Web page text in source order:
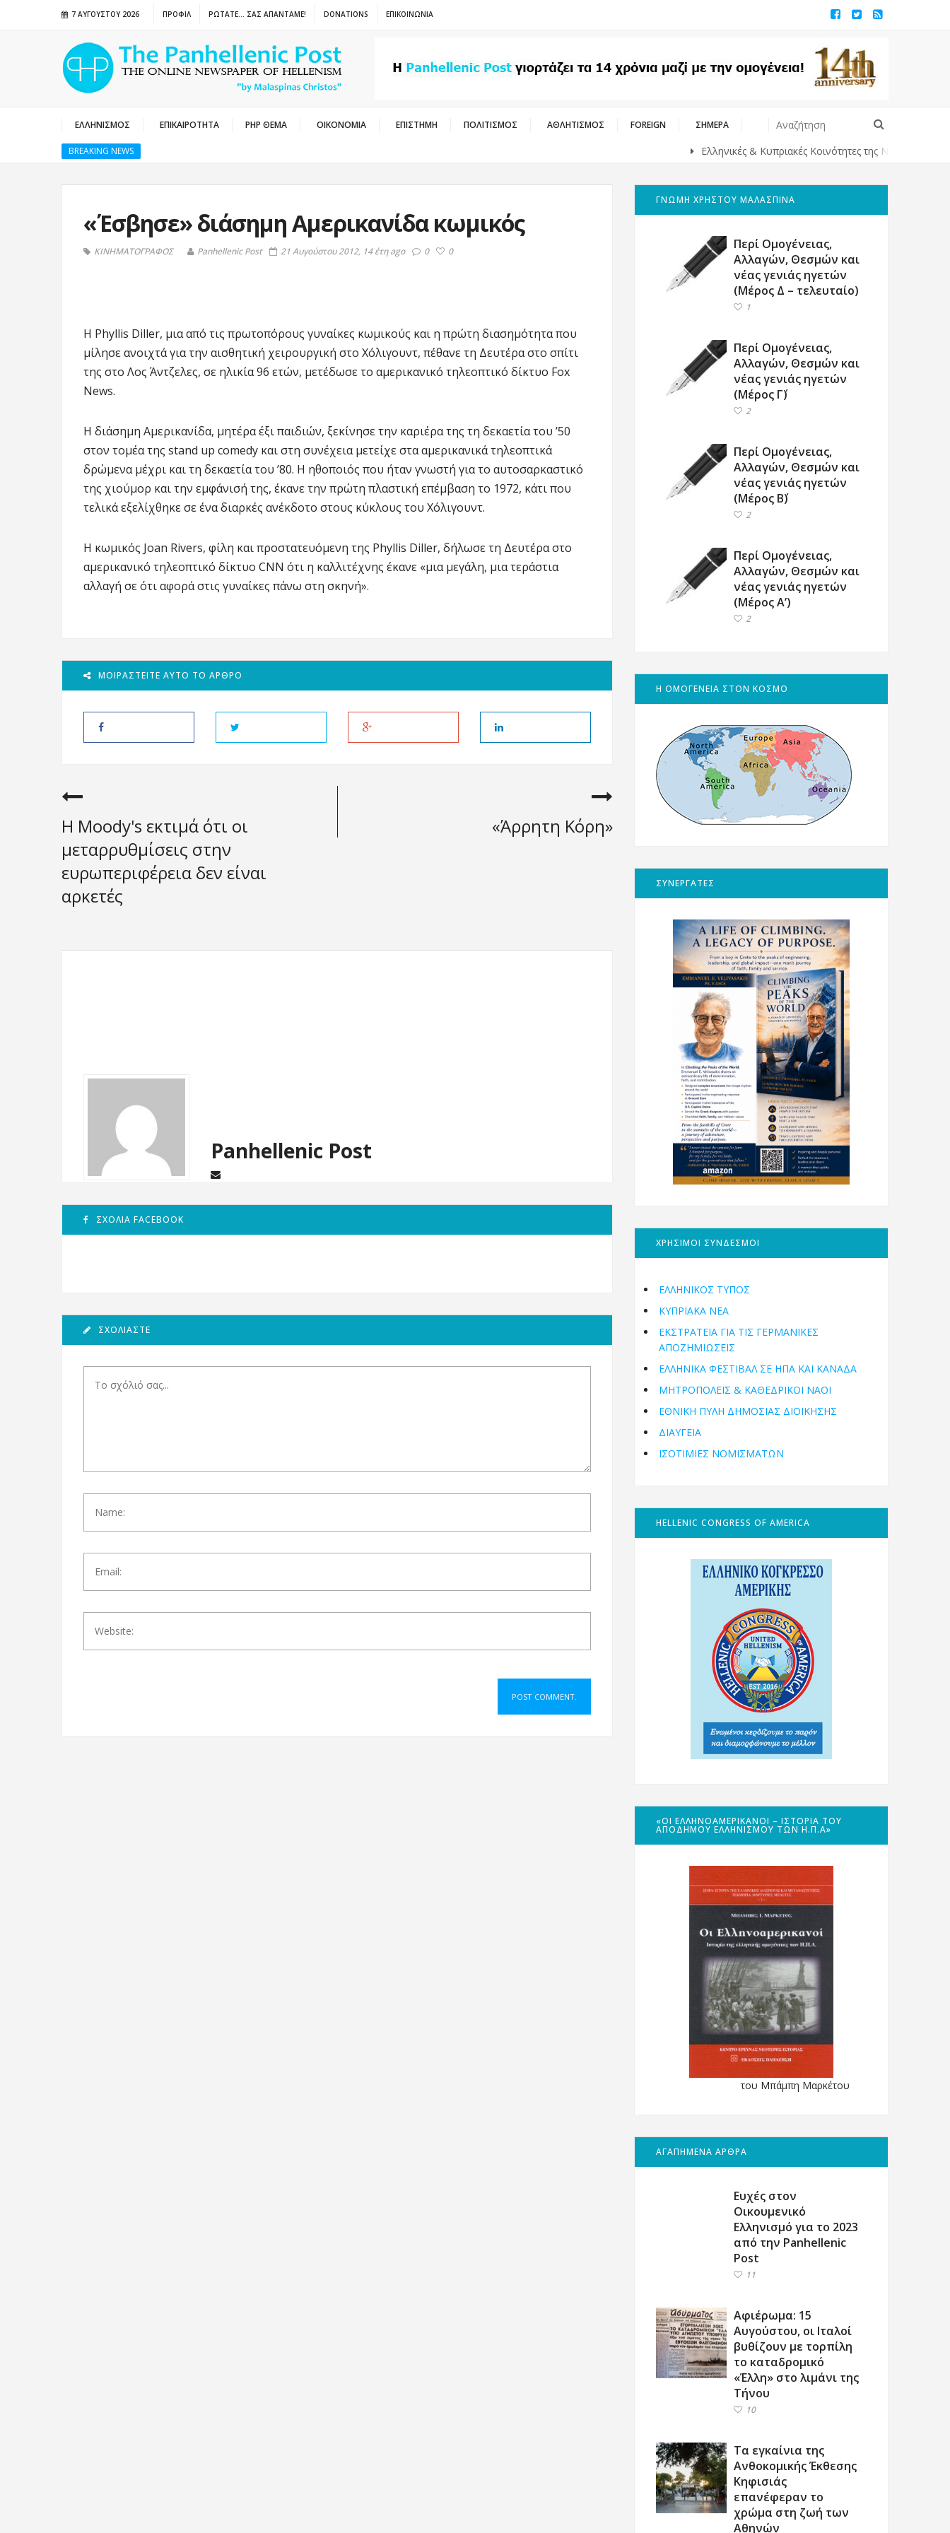
7 ΑΥΓΟΎΣΤΟΥ 2026 ΠΡΟΦΙΛ ΡΩΤΑΤΕ… ΣΑΣ ΑΠΑΝΤΑΜΕ! DONATIONS ΕΠΙΚΟΙΝΩΝΙΑ
ΕΛΛΗΝΙΣΜΟΣ ΕΠΙΚΑΙΡΟΤΗΤΑ PHP ΘΕΜΑ ΟΙΚΟΝΟΜΙΑ ΕΠΙΣΤΗΜΗ ΠΟΛΙΤΙΣΜΟΣ ΑΘΛΗΤΙΣΜΟΣ FOREIGN ΣΗΜΕΡΑ
BREAKING NEWS Ελληνικές & Κυπριακές Κοινότητες της Νέας Νότιας Ουαλίας
«Έσβησε» διάσημη Αμερικανίδα κωμικός
ΚΙΝΗΜΑΤΟΓΡΑΦΟΣ Panhellenic Post 21 Αυγούστου 2012, 14 έτη ago 0 0
Η Phyllis Diller, μια από τις πρωτοπόρους γυναίκες κωμικούς και η πρώτη διασημότητα που
μίλησε ανοιχτά για την αισθητική χειρουργική στο Χόλιγουντ, πέθανε τη Δευτέρα στο σπίτι
της στο Λος Άντζελες, σε ηλικία 96 ετών, μετέδωσε το αμερικανικό τηλεοπτικό δίκτυο Fox
News.
Η διάσημη Αμερικανίδα, μητέρα έξι παιδιών, ξεκίνησε την καριέρα της τη δεκαετία του ’50
στον τομέα της stand up comedy και στη συνέχεια μετείχε στα αμερικανικά τηλεοπτικά
δρώμενα μέχρι και τη δεκαετία του ’80. Η ηθοποιός που ήταν γνωστή για το αυτοσαρκαστικό
της χιούμορ και την εμφάνισή της, έκανε την πρώτη πλαστική επέμβαση το 1972, κάτι που
τελικά εξελίχθηκε σε ένα διαρκές ανέκδοτο στους κύκλους του Χόλιγουντ.
Η κωμικός Joan Rivers, φίλη και προστατευόμενη της Phyllis Diller, δήλωσε τη Δευτέρα στο
αμερικανικό τηλεοπτικό δίκτυο CNN ότι η καλλιτέχνης έκανε «μια μεγάλη, μια τεράστια
αλλαγή σε ότι αφορά στις γυναίκες πάνω στη σκηνή».
ΜΟΙΡΑΣΤΕΊΤΕ ΑΥΤΌ ΤΟ ΆΡΘΡΟ
Η Moody's εκτιμά ότι οι
μεταρρυθμίσεις στην
ευρωπεριφέρεια δεν είναι
αρκετές
«Άρρητη Κόρη»
Panhellenic Post
ΣΧΌΛΙΑ FACEBOOK
ΣΧΟΛΙΆΣΤΕ
ΓΝΩΜΗ ΧΡΗΣΤΟΥ ΜΑΛΑΣΠΙΝΑ
Περί Ομογένειας,
Αλλαγών, Θεσμών και
νέας γενιάς ηγετών
(Μέρος Δ – τελευταίο)
1
Περί Ομογένειας,
Αλλαγών, Θεσμών και
νέας γενιάς ηγετών
(Μέρος Γ΄)
2
Περί Ομογένειας,
Αλλαγών, Θεσμών και
νέας γενιάς ηγετών
(Μέρος Β΄)
2
Περί Ομογένειας,
Αλλαγών, Θεσμών και
νέας γενιάς ηγετών
(Μέρος Α’)
2
Η ΟΜΟΓΕΝΕΙΑ ΣΤΟΝ ΚΟΣΜΟ
ΣΥΝΕΡΓΑΤΕΣ
ΧΡΗΣΙΜΟΙ ΣΥΝΔΕΣΜΟΙ
ΕΛΛΗΝΙΚΟΣ ΤΥΠΟΣ
ΚΥΠΡΙΑΚΑ ΝΕΑ
ΕΚΣΤΡΑΤΕΙΑ ΓΙΑ ΤΙΣ ΓΕΡΜΑΝΙΚΕΣ
ΑΠΟΖΗΜΙΩΣΕΙΣ
ΕΛΛΗΝΙΚΆ ΦΕΣΤΙΒΆΛ ΣΕ ΗΠΑ ΚΑΙ ΚΑΝΑΔΑ
ΜΗΤΡΟΠΌΛΕΙΣ & ΚΑΘΕΔΡΙΚΟΊ ΝΑΟΊ
ΕΘΝΙΚΉ ΠΎΛΗ ΔΗΜΌΣΙΑΣ ΔΙΟΊΚΗΣΗΣ
ΔΙΑΥΓΕΙΑ
ΙΣΟΤΙΜΙΕΣ ΝΟΜΙΣΜΑΤΩΝ
HELLENIC CONGRESS OF AMERICA
«ΟΙ ΕΛΛΗΝΟΑΜΕΡΙΚΑΝΟΊ – ΙΣΤΟΡΊΑ ΤΟΥ
ΑΠΌΔΗΜΟΥ ΕΛΛΗΝΙΣΜΟΎ ΤΩΝ Η.Π.Α»
του Μπάμπη Μαρκέτου
ΑΓΑΠΗΜΕΝΑ ΑΡΘΡΑ
Ευχές στον
Οικουμενικό
Ελληνισμό για το 2023
από την Panhellenic
Post
11
Αφιέρωμα: 15
Αυγούστου, οι Ιταλοί
βυθίζουν με τορπίλη
το καταδρομικό
«Έλλη» στο λιμάνι της
Τήνου
10
Τα εγκαίνια της
Ανθοκομικής Έκθεσης
Κηφισιάς
επανέφεραν το
χρώμα στη ζωή των
Αθηνών